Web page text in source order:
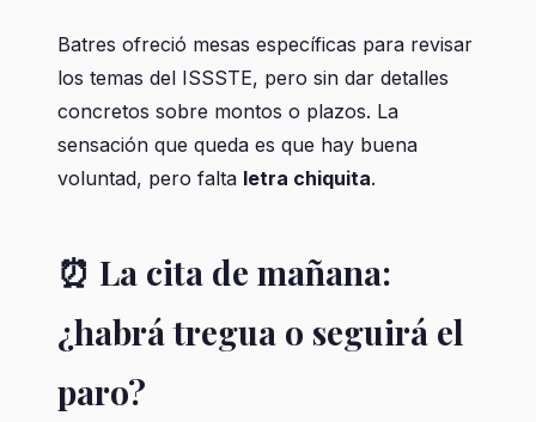
Batres ofreció mesas específicas para revisar
los temas del ISSSTE, pero sin dar detalles
concretos sobre montos o plazos. La
sensación que queda es que hay buena
voluntad, pero falta letra chiquita.
⏰ La cita de mañana:
¿habrá tregua o seguirá el
paro?